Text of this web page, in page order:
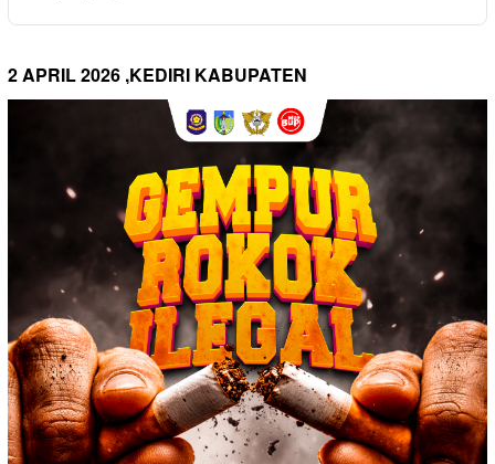
2 APRIL 2026 ,KEDIRI KABUPATEN